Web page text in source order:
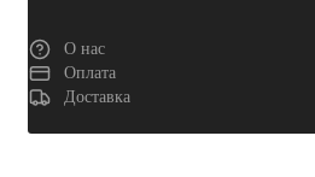
О нас
Оплата
Доставка